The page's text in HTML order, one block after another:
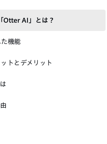
Otter AI」とは？
機能
トとデメリット